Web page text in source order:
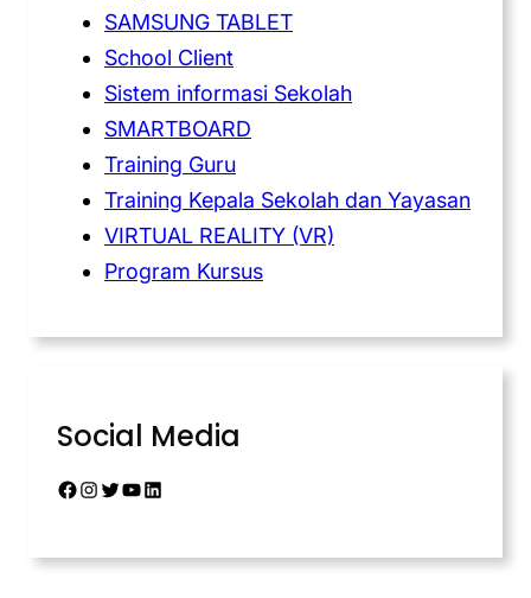
SAMSUNG TABLET
School Client
Sistem informasi Sekolah
SMARTBOARD
Training Guru
Training Kepala Sekolah dan Yayasan
VIRTUAL REALITY (VR)
Program Kursus
Social Media